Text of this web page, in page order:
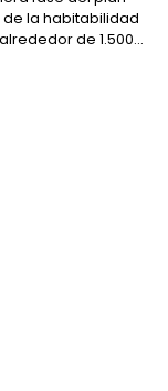
la habitabilidad
de 1.500...